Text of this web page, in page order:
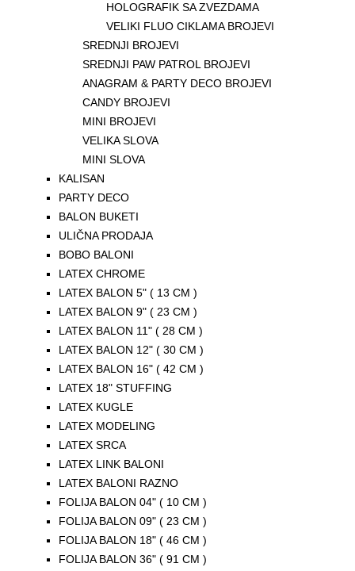
HOLOGRAFIK SA ZVEZDAMA
VELIKI FLUO CIKLAMA BROJEVI
SREDNJI BROJEVI
SREDNJI PAW PATROL BROJEVI
ANAGRAM & PARTY DECO BROJEVI
CANDY BROJEVI
MINI BROJEVI
VELIKA SLOVA
MINI SLOVA
KALISAN
PARTY DECO
BALON BUKETI
ULIČNA PRODAJA
BOBO BALONI
LATEX CHROME
LATEX BALON 5" ( 13 CM )
LATEX BALON 9" ( 23 CM )
LATEX BALON 11" ( 28 CM )
LATEX BALON 12" ( 30 CM )
LATEX BALON 16" ( 42 CM )
LATEX 18" STUFFING
LATEX KUGLE
LATEX MODELING
LATEX SRCA
LATEX LINK BALONI
LATEX BALONI RAZNO
FOLIJA BALON 04" ( 10 CM )
FOLIJA BALON 09" ( 23 CM )
FOLIJA BALON 18" ( 46 CM )
FOLIJA BALON 36" ( 91 CM )